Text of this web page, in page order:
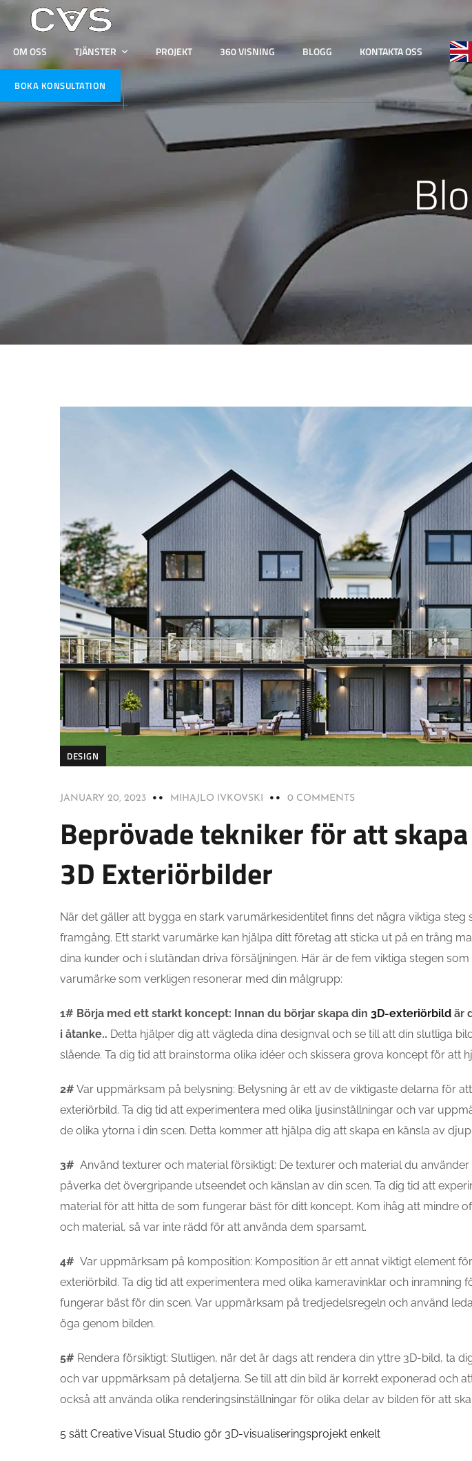
OM OSS TJÄNSTER PROJEKT 360 VISNING BLOGG KONTAKTA OSS
BOKA KONSULTATION
DESIGN
JANUARY 20, 2023 MIHAJLO IVKOVSKI 0 COMMENTS
Beprövade tekniker för att
3D Exteriörbilder
När det gäller att bygga en stark varumärkesidentitet finns det några viktiga
framgång. Ett starkt varumärke kan hjälpa ditt företag att sticka ut på en trång
dina kunder och i slutändan driva försäljningen. Här är de fem viktiga stegen
varumärke som verkligen resonerar med din målgrupp:
1# Börja med ett starkt koncept: Innan du börjar skapa din 3D-exteriörbild är
i åtanke.. Detta hjälper dig att vägleda dina designval och se till att din slutliga
slående. Ta dig tid att brainstorma olika idéer och skissera grova koncept för att
2# Var uppmärksam på belysning: Belysning är ett av de viktigaste delarna för
exteriörbild. Ta dig tid att experimentera med olika ljusinställningar och var
de olika ytorna i din scen. Detta kommer att hjälpa dig att skapa en känsla av
3# Använd texturer och material försiktigt: De texturer och material du
påverka det övergripande utseendet och känslan av din scen. Ta dig tid att
material för att hitta de som fungerar bäst för ditt koncept. Kom ihåg att mindre
och material, så var inte rädd för att använda dem sparsamt.
4# Var uppmärksam på komposition: Komposition är ett annat viktigt element
exteriörbild. Ta dig tid att experimentera med olika kameravinklar och inramning
fungerar bäst för din scen. Var uppmärksam på tredjedelsregeln och använd
öga genom bilden.
5# Rendera försiktigt: Slutligen, när det är dags att rendera din yttre 3D-bild, ta
och var uppmärksam på detaljerna. Se till att din bild är korrekt exponerad och
också att använda olika renderingsinställningar för olika delar av bilden för att
5 sätt Creative Visual Studio gör 3D-visualiseringsprojekt enkelt